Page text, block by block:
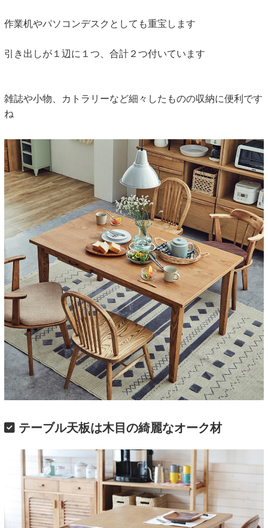
作業机やパソコンデスクとしても重宝します
引き出しが１辺に１つ、合計２つ付いています
雑誌や小物、カトラリーなど細々したものの収納に便利です
ね
テーブル天板は木目の綺麗なオーク材